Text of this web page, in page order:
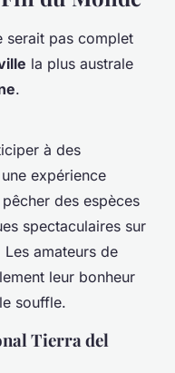
serait pas complet
la plus australe
.
à des
expérience
des espèces
spectaculaires sur
amateurs de
leur bonheur
souffle.
Tierra del